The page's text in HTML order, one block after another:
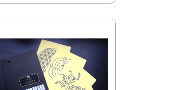
UZZINI VAIRĀK